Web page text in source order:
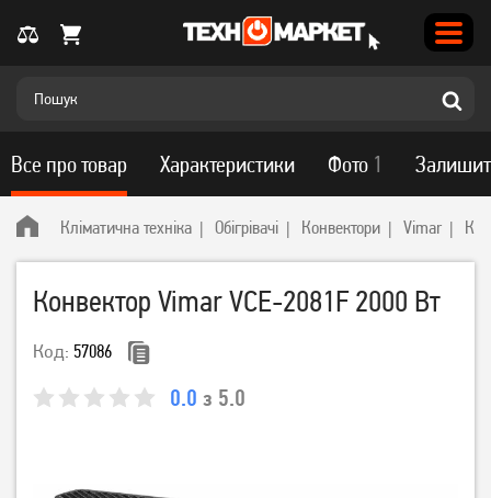
Кліматична техніка Обігрівачі Конвектори Vimar
Конвектор Vimar VCE-2081F 2000 Вт
Код: 57086
0.0 з 5.0
Все про товар Характеристики Фото 1